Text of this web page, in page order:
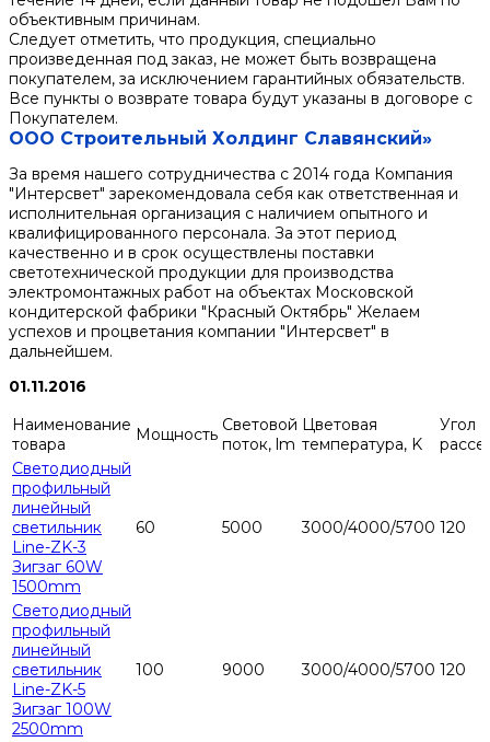
объективным причинам.
Следует отметить, что продукция, специально
произведенная под заказ, не может быть возвращена
покупателем, за исключением гарантийных обязательств.
Все пункты о возврате товара будут указаны в договоре с
Покупателем.
ООО Строительный Холдинг Славянский»
За время нашего сотрудничества с 2014 года Компания
"Интерсвет" зарекомендовала себя как ответственная и
исполнительная организация с наличием опытного и
квалифицированного персонала. За этот период
качественно и в срок осуществлены поставки
светотехнической продукции для производства
электромонтажных работ на объектах Московской
кондитерской фабрики "Красный Октябрь" Желаем
успехов и процветания компании "Интерсвет" в
дальнейшем.
01.11.2016
Наименование
товара
Мощность Световой
поток, lm
Цветовая
температура, K
Угол
Светодиодный
профильный
линейный
светильник
Line-ZK-3
Зигзаг 60W
1500mm
60 5000 3000/4000/5700 120
Светодиодный
профильный
линейный
светильник
Line-ZK-5
Зигзаг 100W
2500mm
100 9000 3000/4000/5700 120